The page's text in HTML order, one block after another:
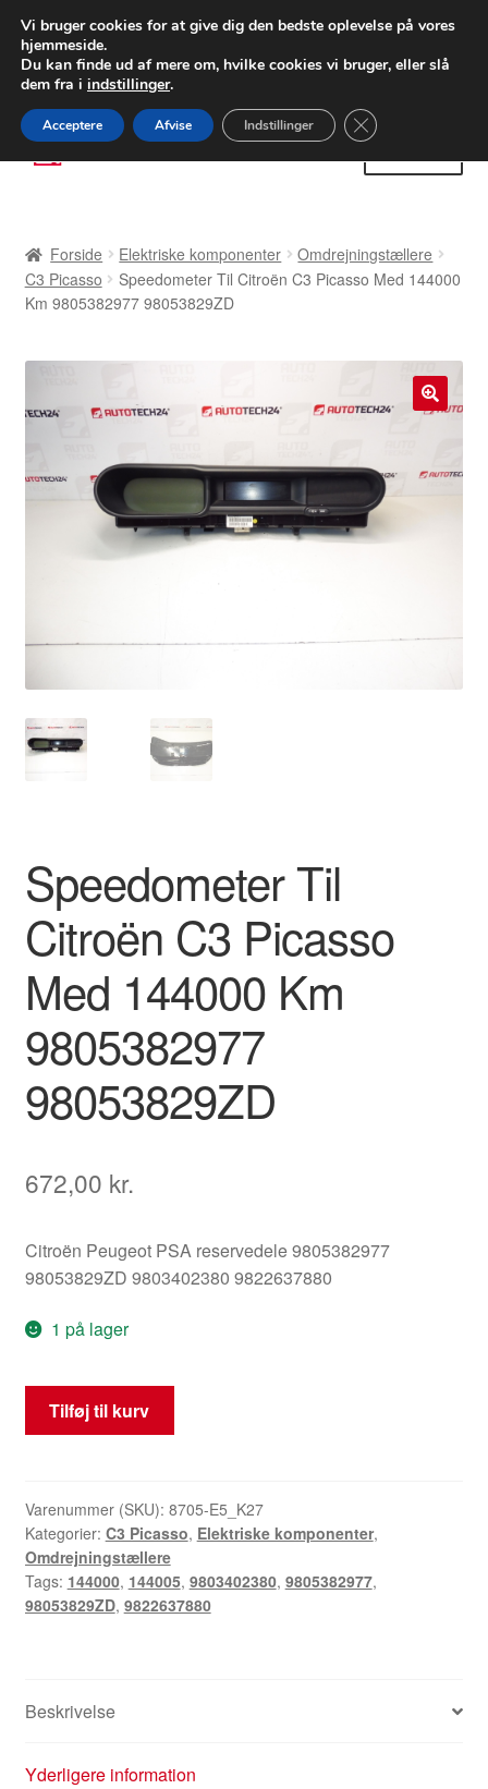
LEVERING fra 55 kr.
FEDEX verdensomspændende forsendelse
80 82 72 02
Spring
til
Spring
til
Betalinger
Kontakte
Om os
Forside Elektriske komponenter
Omdrejningstællere
C3 Picasso
Speedometer Til Citroën C3 Picasso Med 144000
Km 9805382977 98053829ZD
Speedometer Til
Citroën C3 Picasso
Med 144000 Km
9805382977
98053829ZD
672,00 kr.
Citroën Peugeot PSA reservedele 9805382977
98053829ZD 9803402380 9822637880
1 på lager
Speedometer
Picasso
Med
144000
Km
9805382977
Tilføj til kurv
Varenummer (SKU): 8705-E5_K27
Kategorier: C3 Picasso, Elektriske komponenter,
Omdrejningstællere
Tags: 144000, 144005, 9803402380, 9805382977,
98053829ZD, 9822637880
Beskrivelse
Yderligere information
Vi bruger cookies for at give dig den bedste oplevelse på vores
hjemmeside.
Du kan finde ud af mere om, hvilke cookies vi bruger, eller slå
dem fra i indstillinger.
Acceptere Afvise Indstillinger Close GDPR